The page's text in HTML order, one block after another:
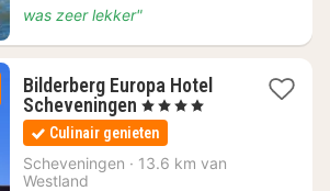
was zeer lekker"
Bilderberg Europa Hotel
Scheveningen 1
nacht
vanaf
€
, 4 Sterren
Culinair genieten
Scheveningen · 13.6 km van
Westland